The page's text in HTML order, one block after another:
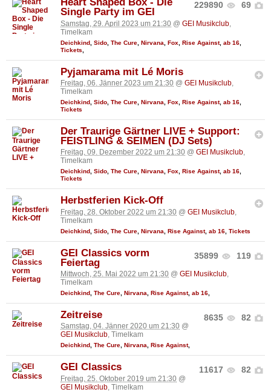
229890 69
Single Party im GEI
Samstag, 29. April 2023 um 21:30 @ GEI Musikclub
Timelkam
Deichkind Sido The Cure Nirvana Fox Rise Against, ab 16
Tickets
Pyjamarama mit Lé Moris
Freitag, 06. Jänner 2023 um 21:30 @ GEI Musikclub,
Timelkam
Deichkind Sido The Cure Nirvana Fox Rise Against, ab 16
Tickets
Der Traurige Gärtner LIVE + Support:
FEISTLING & SEIMEN (DJ Sets)
Freitag, 09. Dezember 2022 um 21:30 @ GEI Musikclub,
Timelkam
Deichkind, Sido, The Cure, Nirvana, Fox, Rise Against, ab 16,
Tickets
Herbstferien Kick-Off
Freitag, 28. Oktober 2022 um 21:30 @ GEI Musikclub
Timelkam
Deichkind Sido The Cure Nirvana Rise Against, ab 16 Tickets
35899 119
GEI Classics vorm
Feiertag
Mittwoch, 25. Mai 2022 um 21:30 @ GEI Musikclub,
Timelkam
Deichkind The Cure Nirvana Rise Against, ab 16
8635 82
Zeitreise
Samstag, 04. Jänner 2020 um 21:30 @
GEI Musikclub, Timelkam
Deichkind, The Cure, Nirvana, Rise Against,
11617 82
GEI Classics
Freitag, 25. Oktober 2019 um 21:30 @
GEI Musikclub , Timelkam